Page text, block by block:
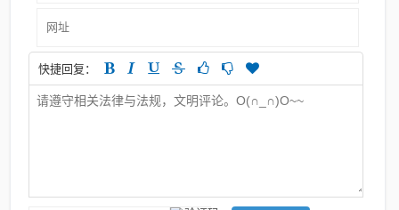
快捷回复：